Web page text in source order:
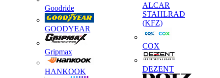
Goodride
GOODYEAR
Gripmax
HANKOOK
ALCAR
STAHLRAD
(KFZ)
COX
DEZENT